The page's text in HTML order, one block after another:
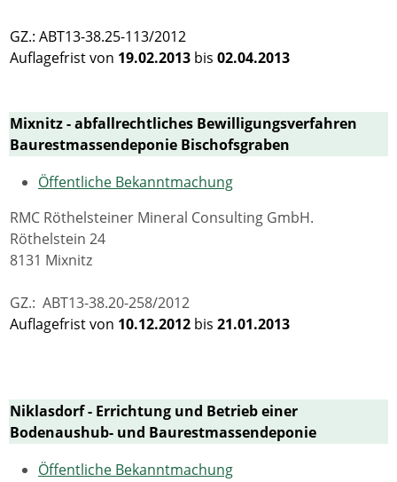
GZ.: ABT13-38.25-113/2012
Auflagefrist von 19.02.2013 bis 02.04.2013
Mixnitz - abfallrechtliches Bewilligungsverfahren
Baurestmassendeponie Bischofsgraben
Öffentliche Bekanntmachung
RMC Röthelsteiner Mineral Consulting GmbH.
Röthelstein 24
8131 Mixnitz
GZ.: ABT13-38.20-258/2012
Auflagefrist von 10.12.2012 bis 21.01.2013
Niklasdorf - Errichtung und Betrieb einer
Bodenaushub- und Baurestmassendeponie
Öffentliche Bekanntmachung